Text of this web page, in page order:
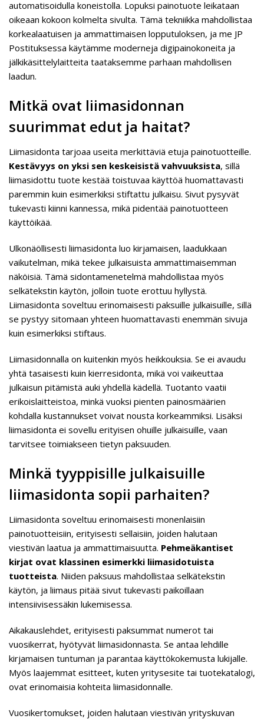
automatisoidulla koneistolla. Lopuksi painotuote leikataan
oikeaan kokoon kolmelta sivulta. Tämä tekniikka mahdollistaa
korkealaatuisen ja ammattimaisen lopputuloksen, ja me JP
Postituksessa käytämme moderneja digipainokoneita ja
jälkikäsittelylaitteita taataksemme parhaan mahdollisen
laadun.
Mitkä ovat liimasidonnan
suurimmat edut ja haitat?
Liimasidonta tarjoaa useita merkittäviä etuja painotuotteille.
Kestävyys on yksi sen keskeisistä vahvuuksista, sillä
liimasidottu tuote kestää toistuvaa käyttöä huomattavasti
paremmin kuin esimerkiksi stiftattu julkaisu. Sivut pysyvät
tukevasti kiinni kannessa, mikä pidentää painotuotteen
käyttöikää.
Ulkonäöllisesti liimasidonta luo kirjamaisen, laadukkaan
vaikutelman, mikä tekee julkaisuista ammattimaisemman
näköisiä. Tämä sidontamenetelmä mahdollistaa myös
selkätekstin käytön, jolloin tuote erottuu hyllystä.
Liimasidonta soveltuu erinomaisesti paksuille julkaisuille, sillä
se pystyy sitomaan yhteen huomattavasti enemmän sivuja
kuin esimerkiksi stiftaus.
Liimasidonnalla on kuitenkin myös heikkouksia. Se ei avaudu
yhtä tasaisesti kuin kierresidonta, mikä voi vaikeuttaa
julkaisun pitämistä auki yhdellä kädellä. Tuotanto vaatii
erikoislaitteistoa, minkä vuoksi pienten painosmäärien
kohdalla kustannukset voivat nousta korkeammiksi. Lisäksi
liimasidonta ei sovellu erityisen ohuille julkaisuille, vaan
tarvitsee toimiakseen tietyn paksuuden.
Minkä tyyppisille julkaisuille
liimasidonta sopii parhaiten?
Liimasidonta soveltuu erinomaisesti monenlaisiin
painotuotteisiin, erityisesti sellaisiin, joiden halutaan
viestivän laatua ja ammattimaisuutta. Pehmeäkantiset
kirjat ovat klassinen esimerkki liimasidotuista
tuotteista. Niiden paksuus mahdollistaa selkätekstin
käytön, ja liimaus pitää sivut tukevasti paikoillaan
intensiivisessäkin lukemisessa.
Aikakauslehdet, erityisesti paksummat numerot tai
vuosikerrat, hyötyvät liimasidonnasta. Se antaa lehdille
kirjamaisen tuntuman ja parantaa käyttökokemusta lukijalle.
Myös laajemmat esitteet, kuten yritysesite tai tuotekatalogi,
ovat erinomaisia kohteita liimasidonnalle.
Vuosikertomukset, joiden halutaan viestivän yrityskuvan